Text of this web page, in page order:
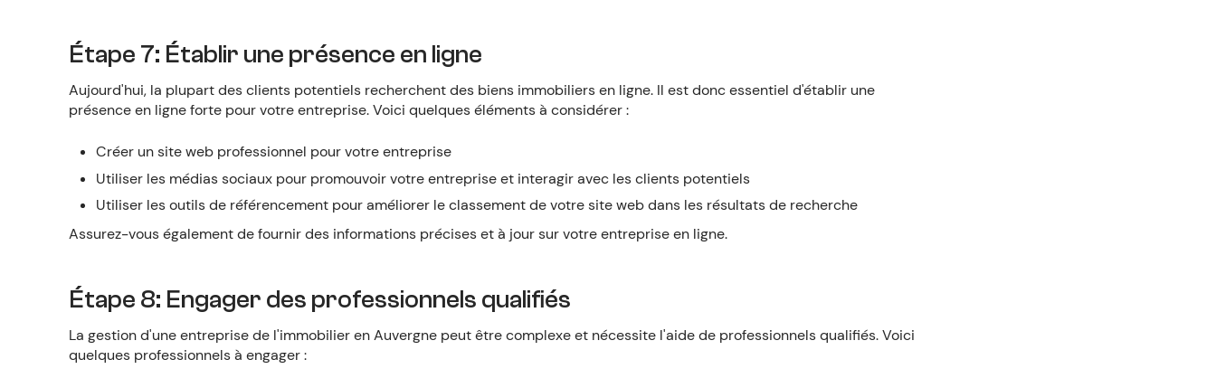
Étape 7: Établir une présence en ligne
Aujourd'hui, la plupart des clients potentiels recherchent des biens immobiliers en ligne. Il est donc essentiel d'établir une
présence en ligne forte pour votre entreprise. Voici quelques éléments à considérer :
Créer un site web professionnel pour votre entreprise
Utiliser les médias sociaux pour promouvoir votre entreprise et interagir avec les clients potentiels
Utiliser les outils de référencement pour améliorer le classement de votre site web dans les résultats de recherche
Assurez-vous également de fournir des informations précises et à jour sur votre entreprise en ligne.
Étape 8: Engager des professionnels qualifiés
La gestion d'une entreprise de l'immobilier en Auvergne peut être complexe et nécessite l'aide de professionnels qualifiés. Voici
quelques professionnels à engager :